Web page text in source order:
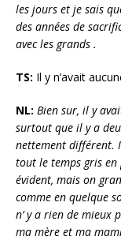
les jours et je sais
des années de
avec les grands .
TS: Il y n’avait
NL: Bien sur, il y
surtout que il y a
nettement différent.
tout le temps gris en
évident, mais on
comme en quelque
n’ y a rien de mieux
ma mère et ma